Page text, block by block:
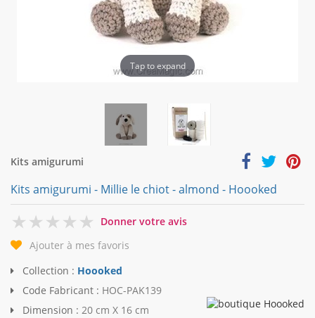
Tap to expand
Kits amigurumi
Kits amigurumi - Millie le chiot - almond - Hoooked
0
Donner votre avis
Ajouter à mes favoris
Collection : Hoooked
Code Fabricant : HOC-PAK139
Dimension : 20 cm X 16 cm